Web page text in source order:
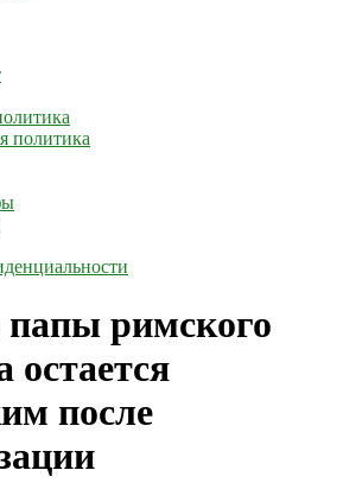
политика
папы римского
после